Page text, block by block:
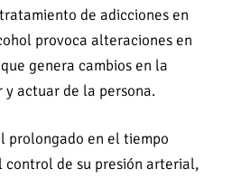
de adicciones en
provoca alteraciones en
genera cambios en la
y actuar de la persona.
prolongado en el tiempo
de su presión arterial,